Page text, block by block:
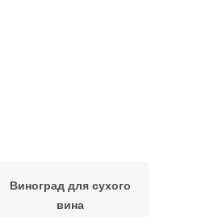
Виноград для сухого
вина